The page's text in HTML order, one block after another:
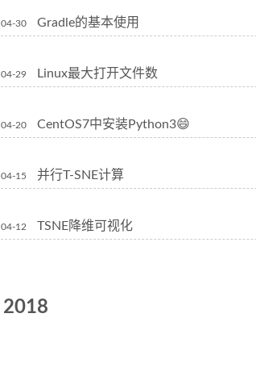
04-30 Gradle的基本使用
04-29 Linux最大打开文件数
04-20 CentOS7中安装Python3😄
04-15 并行T-SNE计算
04-12 TSNE降维可视化
2018